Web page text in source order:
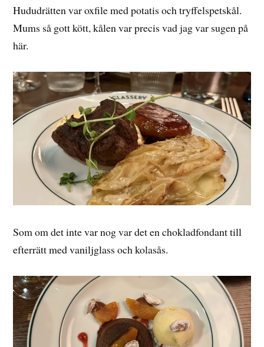
Hududrätten var oxfile med potatis och tryffelspetskål.
Mums så gott kött, kålen var precis vad jag var sugen på
här.
Som om det inte var nog var det en chokladfondant till
efterrätt med vaniljglass och kolasås.